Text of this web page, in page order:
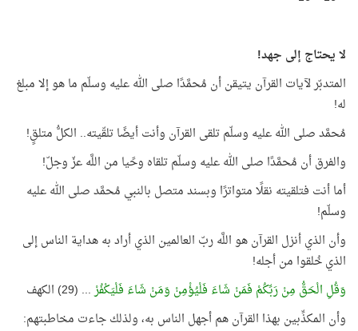
لا يحتاج إلى جهد!
المتدبّر لآيات القرآن يتيقن أن مُحمَّدًا صلى الله عليه وسلّم ما هو إلا مبلغ
له!
مُحمَّد صلى الله عليه وسلّم تلقى القرآن وأنت أيضًا تلقّيته.. الكلُّ متلقٍ!
والفرق أن مُحمَّدًا صلى الله عليه وسلّم تلقاه وحًيا من اللَّه عزّ وجلّ!
أما أنت فتلقيته نقلًا متواترًا وبسند متصل بالنبي مُحمَّد صلى الله عليه
وسلّم!
وأن الذي أنزل القرآن هو اللَّه ربّ العالمين الذي أراد به هداية الناس إلى
الذي خُلقوا من أجله!
وَقُلِ الْحَقُّ مِنْ رَبِّكُمْ فَمَنْ شَاءَ فَلْيُؤْمِنْ وَمَنْ شَاءَ فَلْيَكْفُرْ... (29) الكهف
وأن المكذِّبين بهذا القرآن هم أجهل الناس به، ولذلك جاءت مخاطبتهم: